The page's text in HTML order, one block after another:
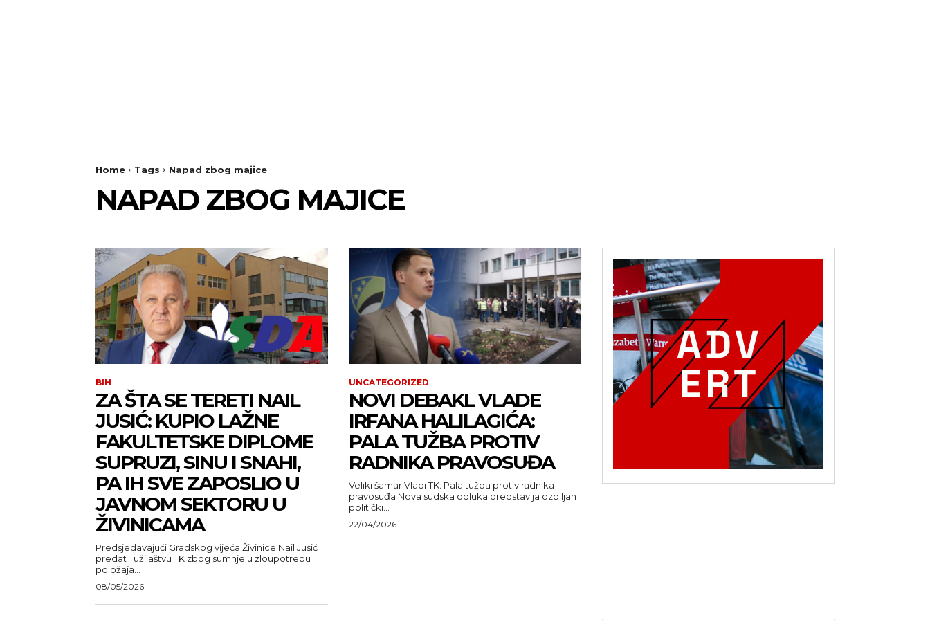
Home Tags Napad zbog majice
NAPAD ZBOG MAJICE
BIH
ZA ŠTA SE TERETI NAIL
JUSIĆ: KUPIO LAŽNE
FAKULTETSKE DIPLOME
SUPRUZI, SINU I SNAHI,
PA IH SVE ZAPOSLIO U
JAVNOM SEKTORU U
ŽIVINICAMA
Predsjedavajući Gradskog vijeća Živinice Nail Jusić
predat Tužilaštvu TK zbog sumnje u zloupotrebu
položaja...
08/05/2026
UNCATEGORIZED
NOVI DEBAKL VLADE
IRFANA HALILAGIĆA:
PALA TUŽBA PROTIV
RADNIKA PRAVOSUĐA
Veliki šamar Vladi TK: Pala tužba protiv radnika
pravosuđa Nova sudska odluka predstavlja ozbiljan
politički...
22/04/2026